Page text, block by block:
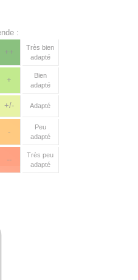
:
++
Très bien
adapté
+
Bien
adapté
+/- Adapté
-
Peu
adapté
--
Très peu
adapté